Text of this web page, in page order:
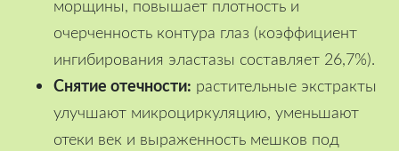
морщины, повышает плотность и
очерченность контура глаз (коэффициент
ингибирования эластазы составляет 26,7%).
Снятие отечности: растительные экстракты
улучшают микроциркуляцию, уменьшают
отеки век и выраженность мешков под